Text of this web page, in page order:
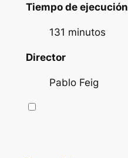
Tiempo de ejecución
131 minutos
Director
Pablo Feig